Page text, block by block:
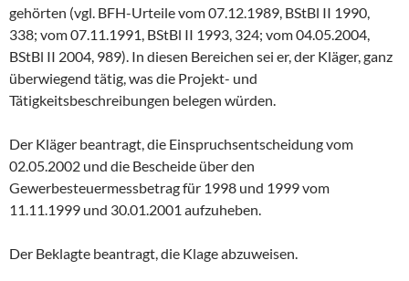
gehörten (vgl. BFH-Urteile vom 07.12.1989, BStBl II 1990,
338; vom 07.11.1991, BStBl II 1993, 324; vom 04.05.2004,
BStBl II 2004, 989). In diesen Bereichen sei er, der Kläger, ganz
überwiegend tätig, was die Projekt- und
Tätigkeitsbeschreibungen belegen würden.
Der Kläger beantragt, die Einspruchsentscheidung vom
02.05.2002 und die Bescheide über den
Gewerbesteuermessbetrag für 1998 und 1999 vom
11.11.1999 und 30.01.2001 aufzuheben.
Der Beklagte beantragt, die Klage abzuweisen.